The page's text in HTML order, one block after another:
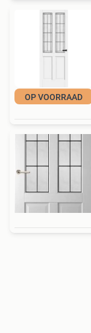
OP VOORRAAD